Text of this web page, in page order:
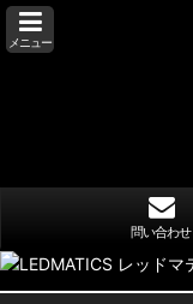
メニュー
問い合わせ